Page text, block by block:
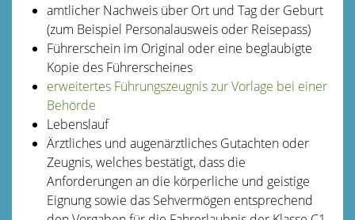
amtlicher Nachweis über Ort und Tag der Geburt
(zum Beispiel Personalausweis oder Reisepass)
Führerschein im Original oder eine beglaubigte
Kopie des Führerscheines
erweitertes Führungszeugnis zur Vorlage bei einer
Behörde
Lebenslauf
Ärztliches und augenärztliches Gutachten oder
Zeugnis, welches bestätigt, dass die
Anforderungen an die körperliche und geistige
Eignung sowie das Sehvermögen entsprechend